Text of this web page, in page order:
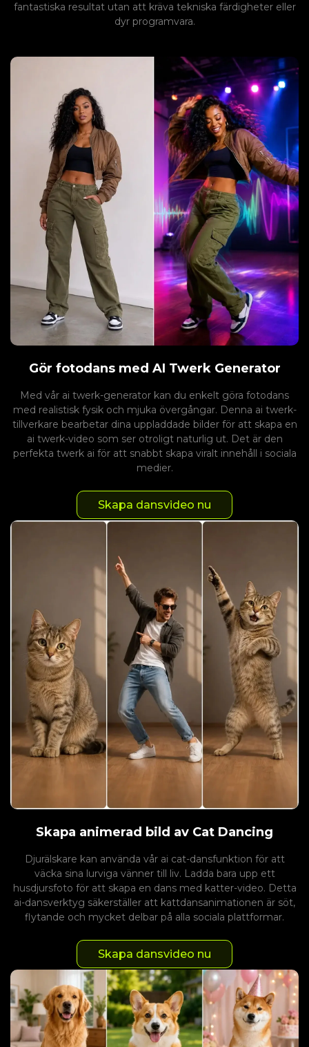
fantastiska resultat utan att kräva tekniska färdigheter eller
dyr programvara.
Gör fotodans med AI Twerk Generator
Med vår ai twerk-generator kan du enkelt göra fotodans
med realistisk fysik och mjuka övergångar. Denna ai twerk-
tillverkare bearbetar dina uppladdade bilder för att skapa en
ai twerk-video som ser otroligt naturlig ut. Det är den
perfekta twerk ai för att snabbt skapa viralt innehåll i sociala
medier.
Skapa dansvideo nu
Skapa animerad bild av Cat Dancing
Djurälskare kan använda vår ai cat-dansfunktion för att
väcka sina lurviga vänner till liv. Ladda bara upp ett
husdjursfoto för att skapa en dans med katter-video. Detta
ai-dansverktyg säkerställer att kattdansanimationen är söt,
flytande och mycket delbar på alla sociala plattformar.
Skapa dansvideo nu